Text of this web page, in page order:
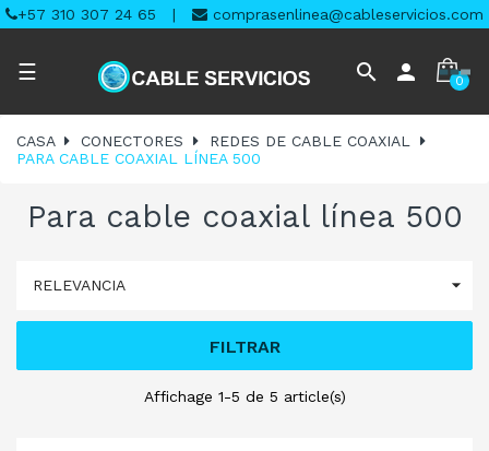
+57 310 307 24 65 | comprasenlinea@cableservicios.com
Navegación
palanca
☰ search person 0
CASA CONECTORES
REDES DE CABLE COAXIAL
PARA CABLE COAXIAL LÍNEA 500
Para cable coaxial línea 500
RELEVANCIA 
FILTRAR
Affichage 1-5 de 5 article(s)